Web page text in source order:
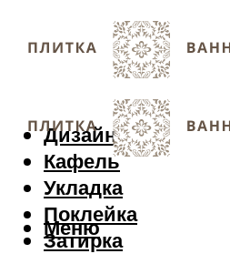
Дизайн
Кафель
Укладка
Поклейка
Затирка
Меню